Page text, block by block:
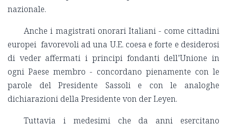
nazionale.
Anche i magistrati onorari Italiani - come cittadini
europei favorevoli ad una U.E. coesa e forte e desiderosi
di veder affermati i principi fondanti dell’Unione in
ogni Paese membro - concordano pienamente con le
parole del Presidente Sassoli e con le analoghe
dichiarazioni della Presidente von der Leyen.
Tuttavia i medesimi che da anni esercitano